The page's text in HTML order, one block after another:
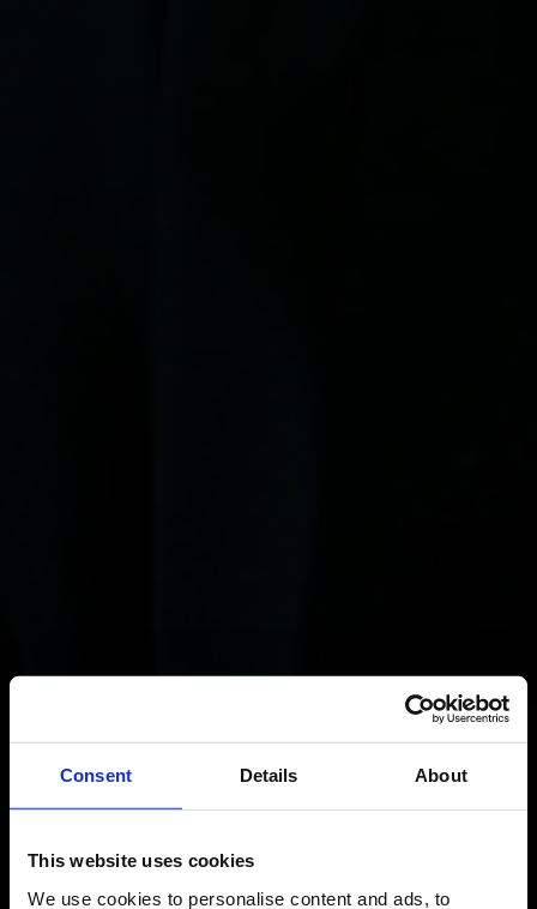
Consent Details About
This website uses cookies
We use cookies to personalise content and ads, to